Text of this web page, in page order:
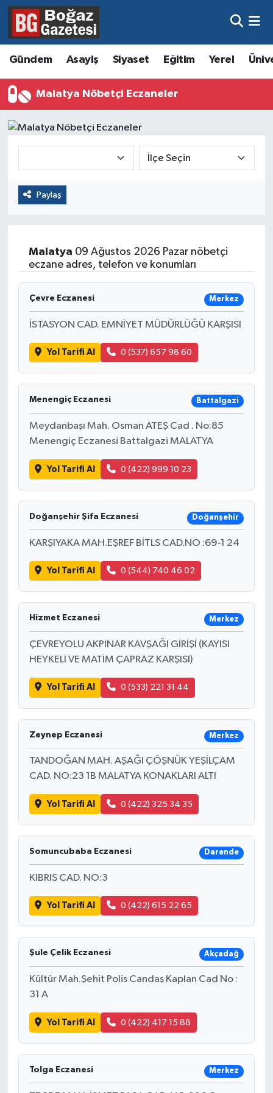
Gündem Asayiş Siyaset Eğitim Yerel
Malatya Nöbetçi Eczaneler
Paylaş
Malatya 09 Ağustos 2026 Pazar nöbetçi
eczane adres, telefon ve konumları
Çevre Eczanesi Merkez
İSTASYON CAD. EMNİYET MÜDÜRLÜĞÜ KARŞISI
Yol Tarifi Al 0 (537) 657 98 60
Menengiç Eczanesi Battalgazi
Meydanbaşı Mah. Osman ATEŞ Cad . No:85
Menengiç Eczanesi Battalgazi MALATYA
Yol Tarifi Al 0 (422) 999 10 23
Doğanşehir Şifa Eczanesi Doğanşehir
KARŞIYAKA MAH.EŞREF BİTLS CAD.NO :69-1 24
Yol Tarifi Al 0 (544) 740 46 02
Hizmet Eczanesi Merkez
ÇEVREYOLU AKPINAR KAVŞAĞI GİRİŞİ (KAYISI
HEYKELİ VE MATİM ÇAPRAZ KARŞISI)
Yol Tarifi Al 0 (533) 221 31 44
Zeynep Eczanesi Merkez
TANDOĞAN MAH. AŞAĞI ÇÖŞNÜK YEŞİLÇAM
CAD. NO:23 1B MALATYA KONAKLARI ALTI
Yol Tarifi Al 0 (422) 325 34 35
Somuncubaba Eczanesi Darende
KIBRIS CAD. NO:3
Yol Tarifi Al 0 (422) 615 22 65
Şule Çelik Eczanesi Akçadağ
Kültür Mah.Şehit Polis Candaş Kaplan Cad No :
31 A
Yol Tarifi Al 0 (422) 417 15 88
Tolga Eczanesi Merkez
Asayiş
Eğitim
Ekonomi
Kültür ve Sanat
Magazin
Sağlık
Hava Durumu
Trafik Durumu
Süper Lig Puan Durumu ve Fikstür
Son Dakika Haberleri
Haber Arşivi